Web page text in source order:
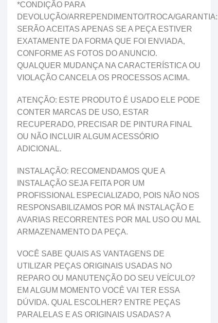
*CONDIÇÃO PARA
DEVOLUÇÃO/ARREPENDIMENTO/TROCA/GARANTIA:
SERÃO ACEITAS APENAS SE A PEÇA ESTIVER
EXATAMENTE DA FORMA QUE FOI ENVIADA,
CONFORME AS FOTOS DO ANUNCIO.
QUALQUER MUDANÇA NA CARACTERÍSTICA OU
VIOLAÇÃO CANCELA OS PROCESSOS ACIMA.
ATENÇÃO: ESTE PRODUTO É USADO ELE PODE
CONTER MARCAS DE USO, ESTAR
RECUPERADO, PRECISAR DE PINTURA FINAL
OU NÃO INCLUIR ALGUM ACESSÓRIO
ADICIONAL.
INSTALAÇÃO: RECOMENDAMOS QUE A
INSTALAÇÃO SEJA FEITA POR UM
PROFISSIONAL ESPECIALIZADO, POIS NÃO NOS
RESPONSABILIZAMOS POR MÁ INSTALAÇÃO E
AVARIAS RECORRENTES POR MAL USO OU MAL
ARMAZENAMENTO DA PEÇA.
VOCÊ SABE QUAIS AS VANTAGENS DE
UTILIZAR PEÇAS ORIGINAIS USADAS NO
REPARO OU MANUTENÇÃO DO SEU VEÍCULO?
EM ALGUM MOMENTO VOCÊ VAI TER ESSA
DÚVIDA. QUAL ESCOLHER? ENTRE PEÇAS
PARALELAS E AS ORIGINAIS USADAS? A